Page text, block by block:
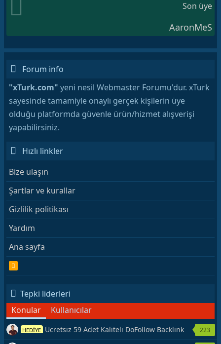
Son üye
AaronMeS
Forum info
"xTurk.com" yeni nesil Webmaster Forumu'dur. xTurk
sayesinde tamamiyle onaylı gerçek kişilerin üye
olduğu platformda güvenle ürün/hizmet alışverişi
yapabilirsiniz.
Hızlı linkler
Bize ulaşın
Şartlar ve kurallar
Gizlilik politikası
Yardım
Ana sayfa
S
Tepki liderleri
Konular
Kullanıcılar
HEDİYE Ücretsiz 59 Adet Kaliteli DoFollow Backlink
Kaynağı Veriyorum.
223